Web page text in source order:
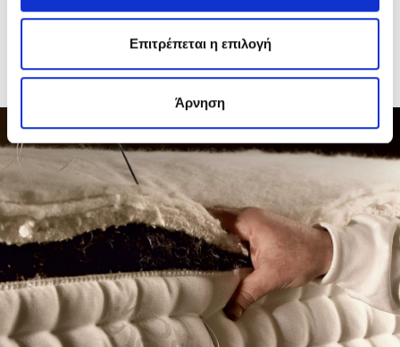
Επιτρέπεται η επιλογή
Άρνηση
κουβέρτας.
- Μη χρησιμοποιείτε τις χειρολαβές για την ανύψωση του στρώματος
ελαφρά μετατόπιση του προϊόντος, εφόσον αυτό έχει ήδη